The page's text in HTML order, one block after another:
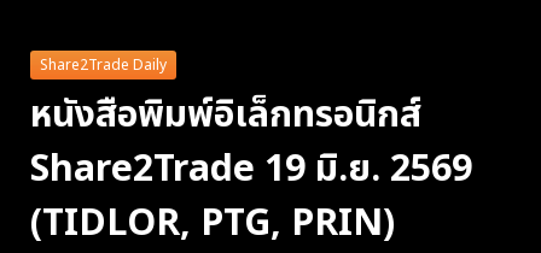
Share2Trade Daily
หนังสือพิมพ์อิเล็กทรอนิกส์
Share2Trade 19 มิ.ย. 2569
(TIDLOR, PTG, PRIN)